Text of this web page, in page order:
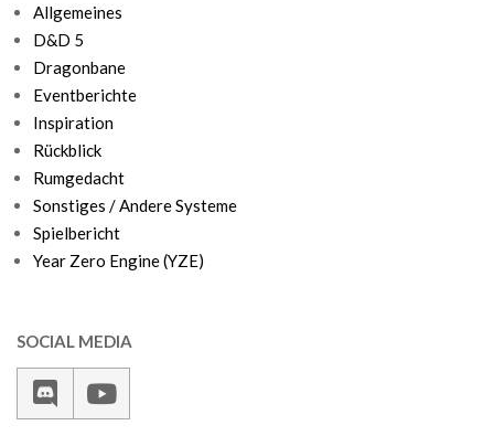
Allgemeines
D&D 5
Dragonbane
Eventberichte
Inspiration
Rückblick
Rumgedacht
Sonstiges / Andere Systeme
Spielbericht
Year Zero Engine (YZE)
SOCIAL MEDIA